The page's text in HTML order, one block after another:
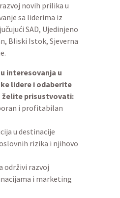
novih prilika u
sa liderima iz
SAD, Ujedinjeno
Bliski Istok, Sjeverna
interesovanja u
lidere i odaberite
želite prisustvovati:
i profitabilan
u destinacije
rizika i njihovo
održivi razvoj
i marketing